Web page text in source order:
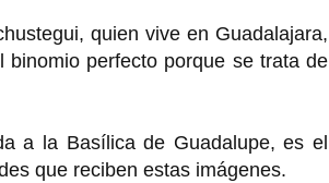
quien vive en Guadalajara,
perfecto porque se trata de
a la Basílica de Guadalupe, es el
que reciben estas imágenes.